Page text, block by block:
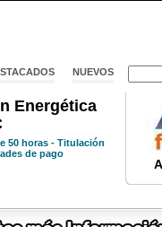
NUEVOS
Energética
50 horas - Titulación
de pago